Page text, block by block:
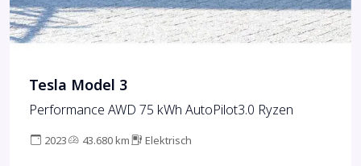
Tesla Model 3
Performance AWD 75 kWh AutoPilot3.0 Ryzen
2023 43.680 km Elektrisch